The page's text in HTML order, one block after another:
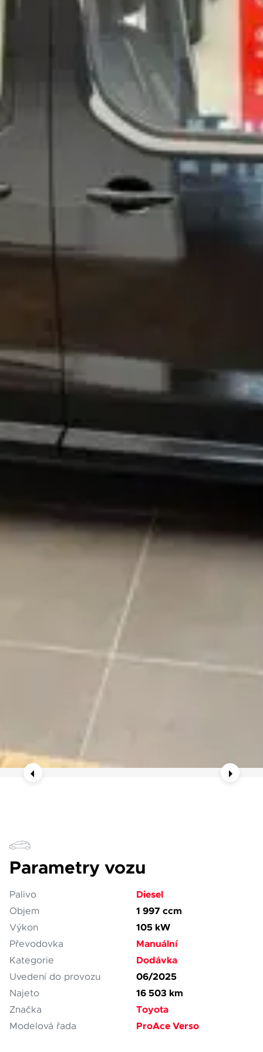
Souhlasím se zpracováním osobních údajů
Přihlášení k odběru novinek
Vždy vyčkejte na potvrzení data a času naším
Pole označená * jsou povinná.
Rezervovat termín
Parametry vozu
Palivo Diesel
Objem 1 997 ccm
Výkon 105 kW
Převodovka Manuální
Kategorie Dodávka
Uvedení do provozu 06/2025
Najeto 16 503 km
Značka Toyota
Modelová řada ProAce Verso